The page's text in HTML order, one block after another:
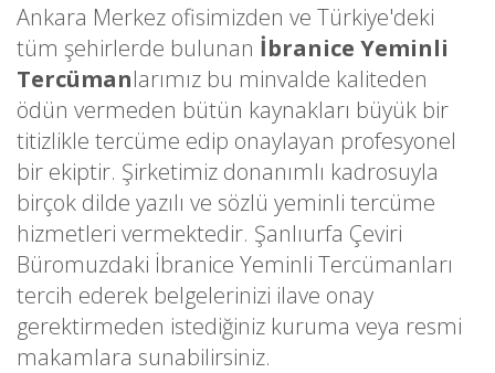
Ankara Merkez ofisimizden ve Türkiye'deki
tüm şehirlerde bulunan İbranice Yeminli
Tercümanlarımız bu minvalde kaliteden
ödün vermeden bütün kaynakları büyük bir
titizlikle tercüme edip onaylayan profesyonel
bir ekiptir. Şirketimiz donanımlı kadrosuyla
birçok dilde yazılı ve sözlü yeminli tercüme
hizmetleri vermektedir. Şanlıurfa Çeviri
Büromuzdaki İbranice Yeminli Tercümanları
tercih ederek belgelerinizi ilave onay
gerektirmeden istediğiniz kuruma veya resmi
makamlara sunabilirsiniz.